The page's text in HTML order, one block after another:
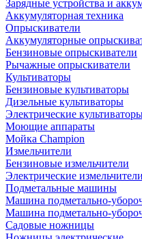
Зарядные устройства и
Аккумуляторная техника
Опрыскиватели
Аккумуляторные
Бензиновые опрыскиватели
Рычажные опрыскиватели
Культиваторы
Бензиновые культиваторы
Дизельные культиваторы
Электрические
Моющие аппараты
Мойка Champion
Измельчители
Бензиновые измельчители
Электрические измельчители
Подметальные машины
Машина подметально-
Машина подметально-
Садовые ножницы